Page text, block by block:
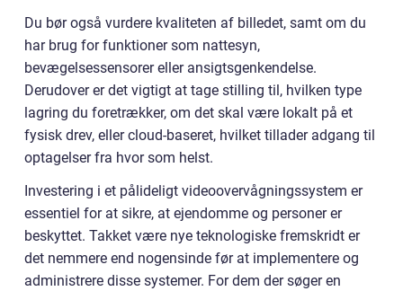
Du bør også vurdere kvaliteten af billedet, samt om du
har brug for funktioner som nattesyn,
bevægelsessensorer eller ansigtsgenkendelse.
Derudover er det vigtigt at tage stilling til, hvilken type
lagring du foretrækker, om det skal være lokalt på et
fysisk drev, eller cloud-baseret, hvilket tillader adgang til
optagelser fra hvor som helst.
Investering i et pålideligt videoovervågningssystem er
essentiel for at sikre, at ejendomme og personer er
beskyttet. Takket være nye teknologiske fremskridt er
det nemmere end nogensinde før at implementere og
administrere disse systemer. For dem der søger en